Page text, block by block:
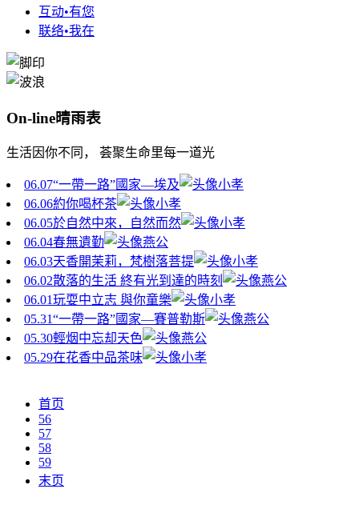
互动•有您
联络•我在
On-line晴雨表
生活因你不同， 荟聚生命里每一道光
06.07“一帶一路”國家—埃及
小孝
06.06約你喝杯茶
小孝
06.05於自然中來，自然而然
小孝
06.04春無遺勤
燕公
06.03天香開茉莉，梵樹落菩提
小孝
06.02散落的生活 終有光到達的時刻
燕公
06.01玩耍中立志 與你童樂
小孝
05.31“一帶一路”國家—賽普勒斯
燕公
05.30輕烟中忘却天色
燕公
05.29在花香中品茶味 小孝
首页
56
57
58
59
末页